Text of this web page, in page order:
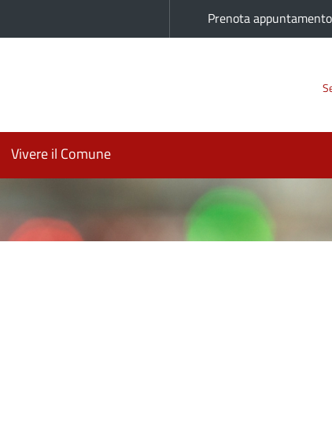
Prenota appuntamento
Vivere il Comune